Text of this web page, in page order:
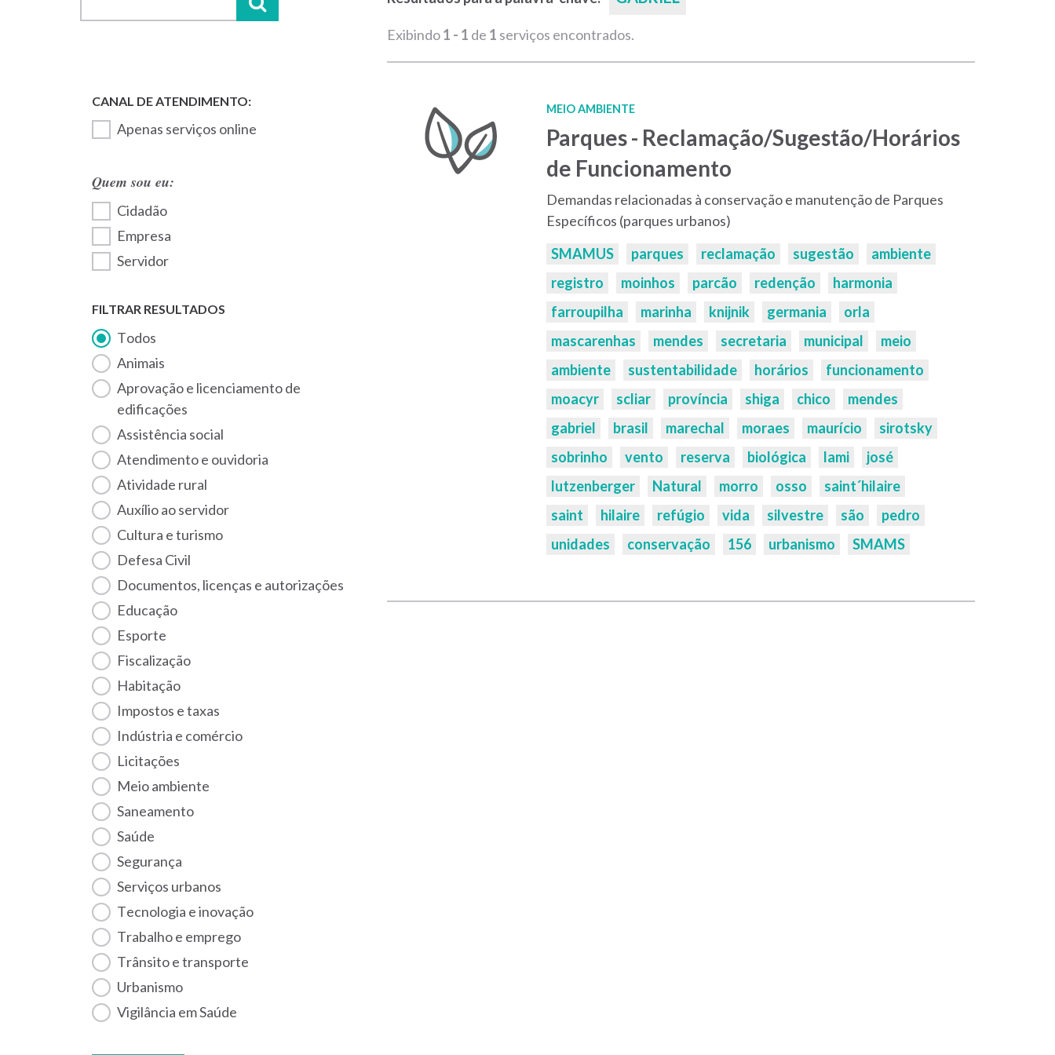
Apenas serviços online
Quem sou eu:
Cidadão
Empresa
Servidor
FILTRAR RESULTADOS
Todos
Animais
Aprovação e licenciamento de
edificações
Assistência social
Atendimento e ouvidoria
Atividade rural
Auxílio ao servidor
Cultura e turismo
Defesa Civil
Documentos, licenças e autorizações
Educação
Esporte
Fiscalização
habitação
Impostos e taxas
Indústria e comércio
Licitações
Meio ambiente
Saneamento
Saúde
Segurança
Serviços urbanos
Tecnologia e inovação
Trabalho e emprego
Trânsito e transporte
Urbanismo
Vigilância em Saúde
Exibindo1 - 1 de 1 serviços encontrados.
MEIO AMBIENTE
Parques - Reclamação/Sugestão/Horários
de Funcionamento
Demandas relacionadas à conservação e manutenção de Parques
Específicos (parques urbanos)
Palavras-
chaves:
SMAMUS parques reclamação sugestão
ambiente
registro
moinhos parcão redenção
harmonia
farroupilha
marinha knijnik germania
orla
mascarenhas
mendes secretaria municipal
meio
ambiente
sustentabilidade horários
funcionamento
moacyr
scliar província shiga chico
mendes
gabriel
brasil marechal moraes maurício
sirotsky
sobrinho
vento reserva biológica lami
josé
lutzenberger
Natural morro osso
saint´hilaire
saint
hilaire refúgio vida silvestre são
pedro
unidades
conservação 156 urbanismo SMAMS